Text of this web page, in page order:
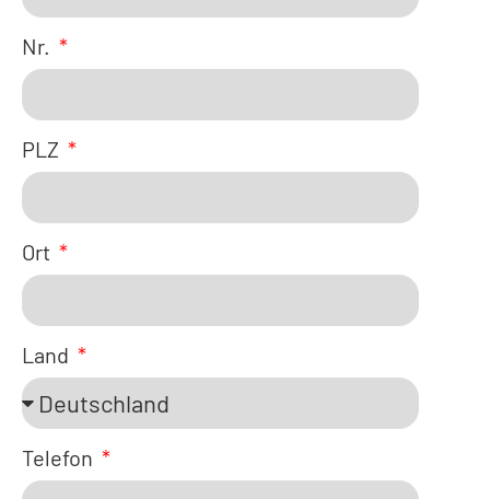
Nr.
PLZ
Ort
Land
Telefon